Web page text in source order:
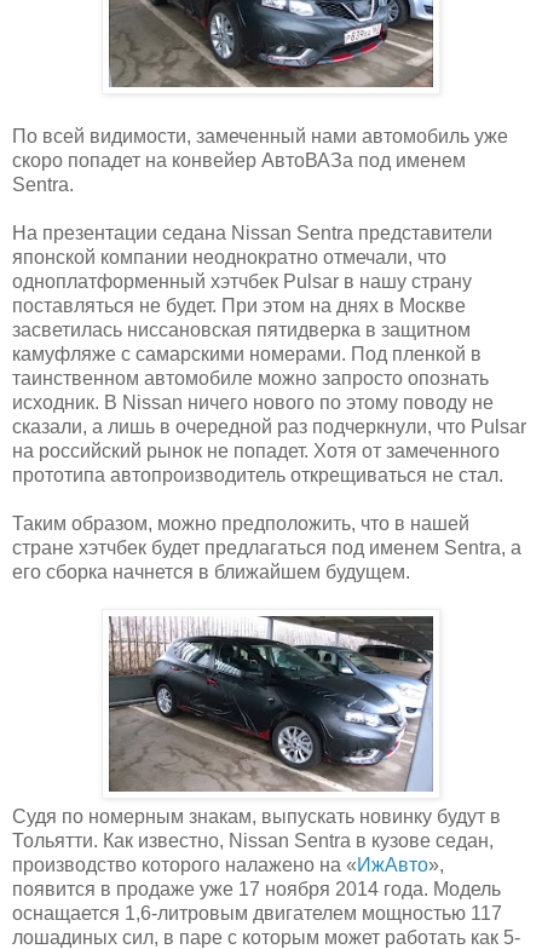
По всей видимости, замеченный нами автомобиль уже
скоро попадет на конвейер АвтоВАЗа под именем
Sentra.
На презентации седана Nissan Sentra представители
японской компании неоднократно отмечали, что
одноплатформенный хэтчбек Pulsar в нашу страну
поставляться не будет. При этом на днях в Москве
засветилась ниссановская пятидверка в защитном
камуфляже с самарскими номерами. Под пленкой в
таинственном автомобиле можно запросто опознать
исходник. В Nissan ничего нового по этому поводу не
сказали, а лишь в очередной раз подчеркнули, что Pulsar
на российский рынок не попадет. Хотя от замеченного
прототипа автопроизводитель открещиваться не стал.
Таким образом, можно предположить, что в нашей
стране хэтчбек будет предлагаться под именем Sentra, а
его сборка начнется в ближайшем будущем.
Судя по номерным знакам, выпускать новинку будут в
Тольятти. Как известно, Nissan Sentra в кузове седан,
производство которого налажено на «ИжАвто»,
появится в продаже уже 17 ноября 2014 года. Модель
оснащается 1,6-литровым двигателем мощностью 117
лошадиных сил, в паре с которым может работать как 5-